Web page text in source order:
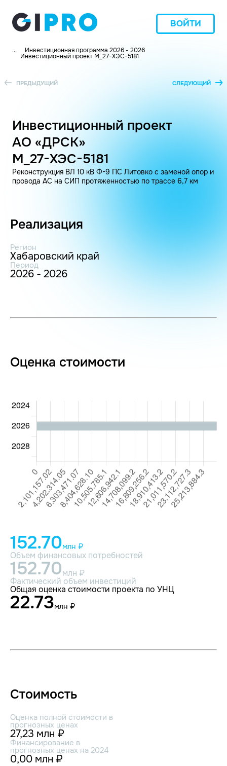
ВОЙТИ
... Инвестиционная программа 2026 - 2026
Инвестиционный проект M_27-ХЭС-5181
ПРЕДЫДУЩИЙ СЛЕДУЮЩИЙ
Инвестиционный проект
АО «ДРСК»
M_27-ХЭС-5181
Реконструкция ВЛ 10 кВ Ф-9 ПС Литовко с заменой опор и
провода АС на СИП протяженностью по трассе 6,7 км
Реализация
Регион
Хабаровский край
Период
2026 - 2026
Оценка стоимости
152.70млн ₽
Объем финансовых потребностей
152.70млн ₽
Фактический объем инвестиций
Общая оценка стоимости проекта по УНЦ
22.73млн ₽
Стоимость
Оценка полной стоимости в
прогнозных ценах
27,23 млн ₽
Финансирование в
прогнозных ценах на 2024
0,00 млн ₽